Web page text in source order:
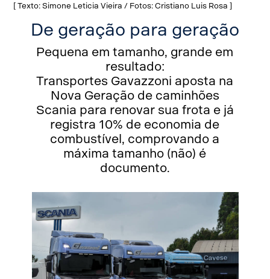
[ Texto: Simone Leticia Vieira / Fotos: Cristiano Luis Rosa ]
De geração para geração
Pequena em tamanho, grande em
resultado:
Transportes Gavazzoni aposta na
Nova Geração de caminhões
Scania para renovar sua frota e já
registra 10% de economia de
combustível, comprovando a
máxima tamanho (não) é
documento.